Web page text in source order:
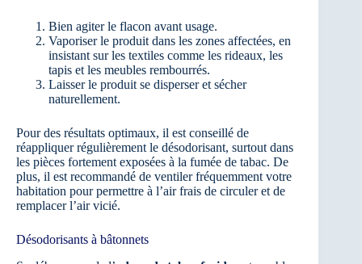
Bien agiter le flacon avant usage.
Vaporiser le produit dans les zones affectées, en
insistant sur les textiles comme les rideaux, les
tapis et les meubles rembourrés.
Laisser le produit se disperser et sécher
naturellement.
Pour des résultats optimaux, il est conseillé de
réappliquer régulièrement le désodorisant, surtout dans
les pièces fortement exposées à la fumée de tabac. De
plus, il est recommandé de ventiler fréquemment votre
habitation pour permettre à l’air frais de circuler et de
remplacer l’air vicié.
Désodorisants à bâtonnets